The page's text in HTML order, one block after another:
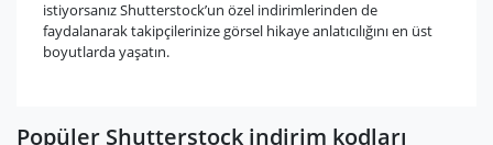
istiyorsanız Shutterstock’un özel indirimlerinden de
faydalanarak takipçilerinize görsel hikaye anlatıcılığını en üst
boyutlarda yaşatın.
Popüler Shutterstock indirim kodları